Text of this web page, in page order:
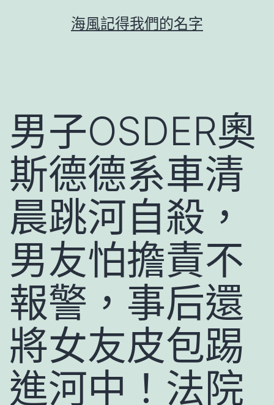
海風記得我們的名字
男子OSDER奧
斯德德系車清
晨跳河自殺，
男友怕擔責不
報警，事后還
將女友皮包踢
進河中！法院